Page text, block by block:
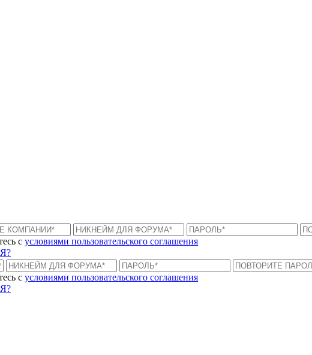
с условиями пользовательского соглашения
с условиями пользовательского соглашения